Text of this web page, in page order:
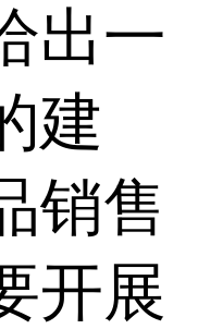
出一
建
销售
开展